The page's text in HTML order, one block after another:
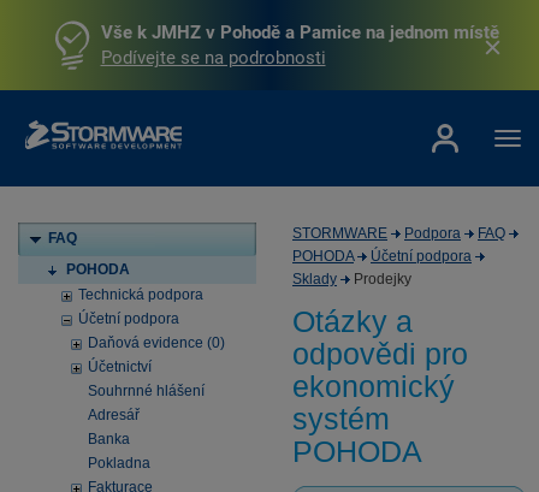
Vše k JMHZ v Pohodě a Pamice na jednom místě
Podívejte se na podrobnosti
FAQ
POHODA
Technická podpora
Účetní podpora
Daňová evidence (0)
Účetnictví
Souhrnné hlášení
Adresář
Banka
Pokladna
Fakturace
STORMWARE Podpora
FAQ
POHODA
Účetní podpora
Sklady
Prodejky
Otázky a
odpovědi pro
ekonomický
systém
POHODA